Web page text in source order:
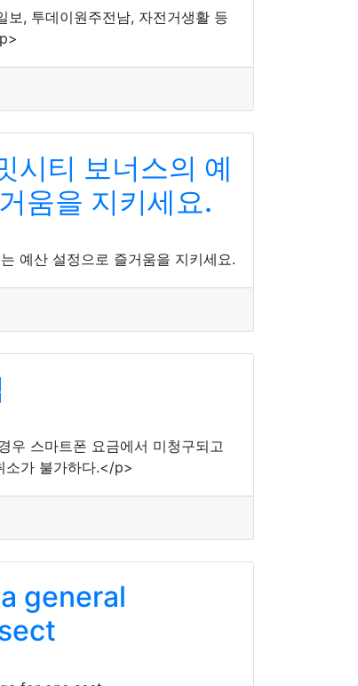
, 투데이원주전남, 자전거생활 등
시티 보너스의 예
움을 지키세요.
예산 설정으로 즐거움을 지키세요.
우 스마트폰 요금에서 미청구되고
소가 불가하다.</p>
general